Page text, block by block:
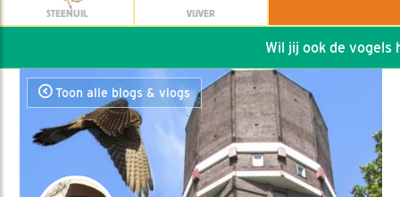
STEENUIL VIJVER
Wil jij ook de vogels
Toon alle blogs & vlogs